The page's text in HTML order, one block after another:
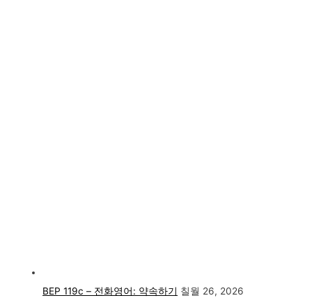
BEP 119c – 전화영어: 약속하기 칠월 26, 2026